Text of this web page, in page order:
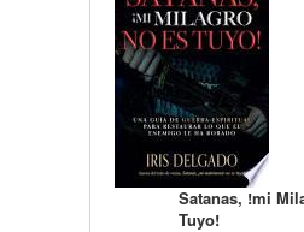
Satanas, !mi
Tuyo!